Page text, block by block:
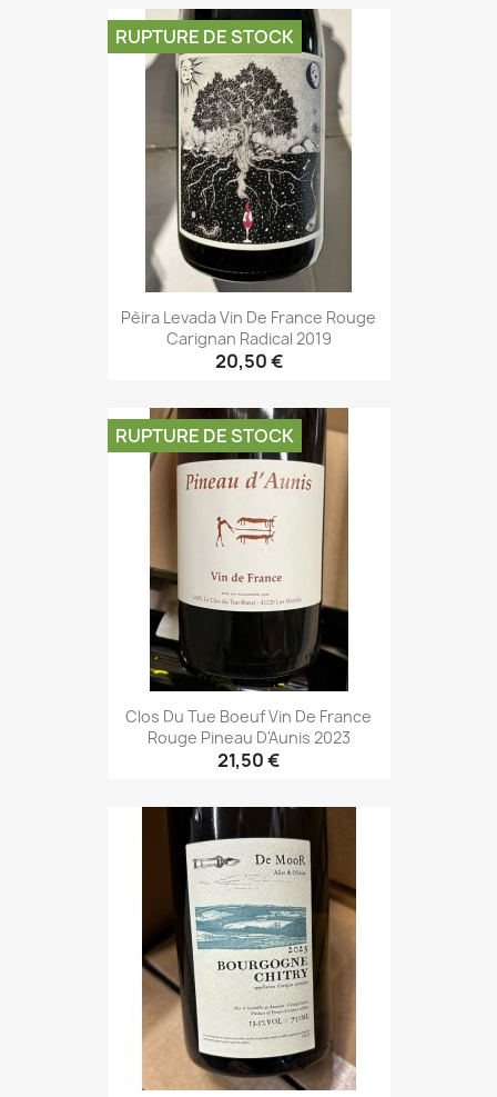
Pèira Levada Vin De France Rouge
Carignan Radical 2019
20,50 €
RUPTURE DE STOCK
Clos Du Tue Boeuf Vin De France
Rouge Pineau D'Aunis 2023
21,50 €
RUPTURE DE STOCK